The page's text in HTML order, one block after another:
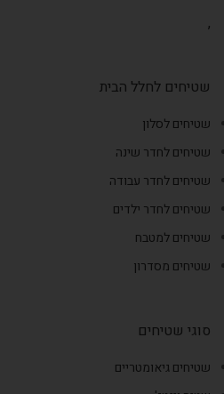
,
שטיחים לחלל הבית
שטיחים לסלון
שטיחים לחדר שינה
שטיחים לחדר עבודה
שטיחים לחדר ילדים
שטיחים למטבח
שטיחים מסדרון
סוגי שטיחים
שטיחים גיאומטריים